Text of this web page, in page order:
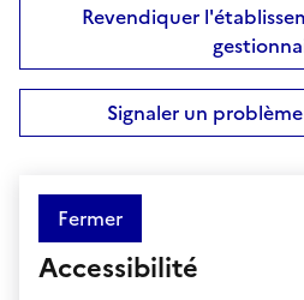
Revendiquer
Signaler un
Fermer
Accessibilité